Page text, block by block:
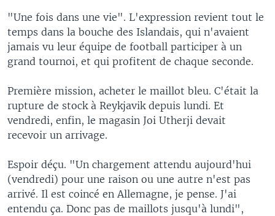
"Une fois dans une vie". L'expression revient tout le
temps dans la bouche des Islandais, qui n'avaient
jamais vu leur équipe de football participer à un
grand tournoi, et qui profitent de chaque seconde.
Première mission, acheter le maillot bleu. C'était la
rupture de stock à Reykjavik depuis lundi. Et
vendredi, enfin, le magasin Joi Utherji devait
recevoir un arrivage.
Espoir déçu. "Un chargement attendu aujourd'hui
(vendredi) pour une raison ou une autre n'est pas
arrivé. Il est coincé en Allemagne, je pense. J'ai
entendu ça. Donc pas de maillots jusqu'à lundi",